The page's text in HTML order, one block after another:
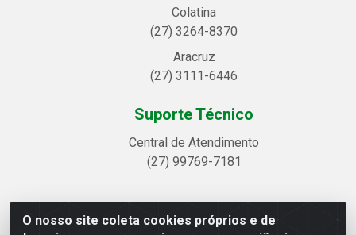
O nosso site coleta cookies próprios e de
Colatina
(27) 3264-8370
Aracruz
(27) 3111-6446
Suporte Técnico
Central de Atendimento
(27) 99769-7181
Linhavix Distribuidora LTDA - Avenida Alegre, 2521 -